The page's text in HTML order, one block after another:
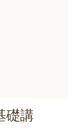
礎講